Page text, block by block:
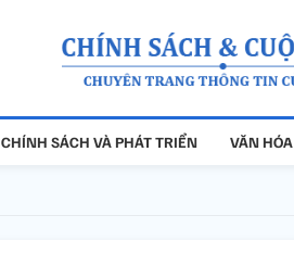
CHÍNH SÁCH VÀ PHÁT TRIỂN VĂN HÓA